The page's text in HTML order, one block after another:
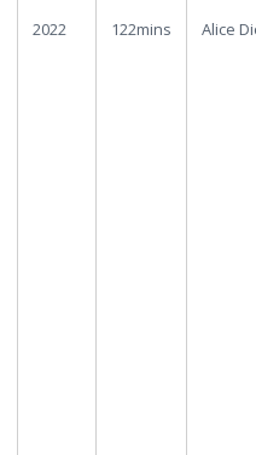
2022 122mins Alice